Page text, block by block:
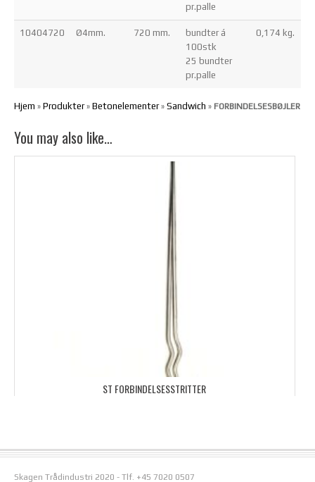
pr.palle
10404720 Ø4mm. 720 mm.
bundter á
100stk
25 bundter
pr.palle
0,174 kg.
Hjem » Produkter» Betonelementer» Sandwich » FORBINDELSESBØJLER
You may also like…
ST FORBINDELSESSTRITTER
Skagen Trådindustri 2020 - Tlf. +45 7020 0507